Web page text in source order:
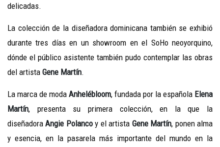
delicadas.
La colección de la diseñadora dominicana también se exhibió
durante tres días en un showroom en el SoHo neoyorquino,
dónde el público asistente también pudo contemplar las obras
del artista Gene Martín.
La marca de moda Anhelébloom, fundada por la española Elena
Martín, presenta su primera colección, en la que la
diseñadoraAngie Polancoy el artista Gene Martín, ponen alma
y esencia, en la pasarela más importante del mundo en la